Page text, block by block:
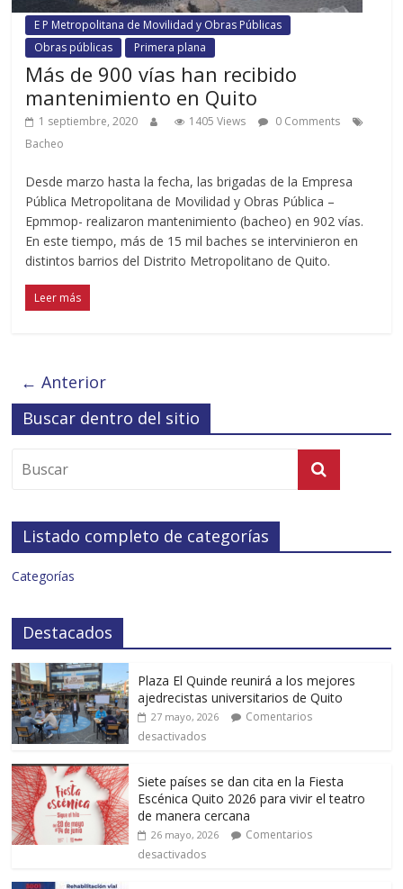
E P Metropolitana de Movilidad y Obras Públicas
Obras públicas
Primera plana
Más de 900 vías han recibido
mantenimiento en Quito
1 septiembre, 2020 1405 Views
0 Comments
Bacheo
Desde marzo hasta la fecha, las brigadas de la Empresa
Pública Metropolitana de Movilidad y Obras Pública –
Epmmop- realizaron mantenimiento (bacheo) en 902 vías.
En este tiempo, más de 15 mil baches se intervinieron en
distintos barrios del Distrito Metropolitano de Quito.
Leer más
← Anterior
Buscar dentro del sitio
Listado completo de categorías
Categorías
Destacados
Plaza El Quinde reunirá a los mejores
ajedrecistas universitarios de Quito
27 mayo, 2026
Comentarios
desactivados
Siete países se dan cita en la Fiesta
Escénica Quito 2026 para vivir el teatro
de manera cercana
26 mayo, 2026
Comentarios
desactivados